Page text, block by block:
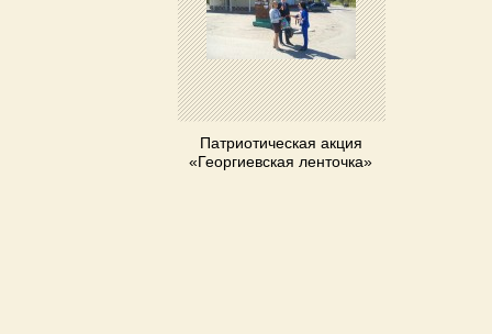
Патриотическая акция
«Георгиевская ленточка»